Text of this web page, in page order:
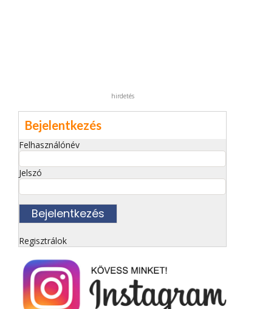
hirdetés
Bejelentkezés
Felhasználónév
Jelszó
Regisztrálok